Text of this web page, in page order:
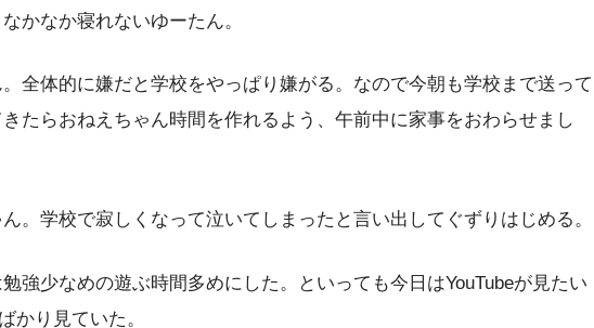
かなか寝れないゆーたん。
全体的に嫌だと学校をやっぱり嫌がる。なので今朝も学校まで送って
たらおねえちゃん時間を作れるよう、午前中に家事をおわらせまし
。学校で寂しくなって泣いてしまったと言い出してぐずりはじめる。
強少なめの遊ぶ時間多めにした。といっても今日はYouTubeが見たい
かり見ていた。